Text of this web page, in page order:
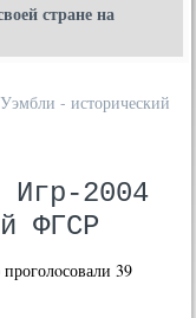
стране на
- исторический
Игр-2004
ФГСР
39